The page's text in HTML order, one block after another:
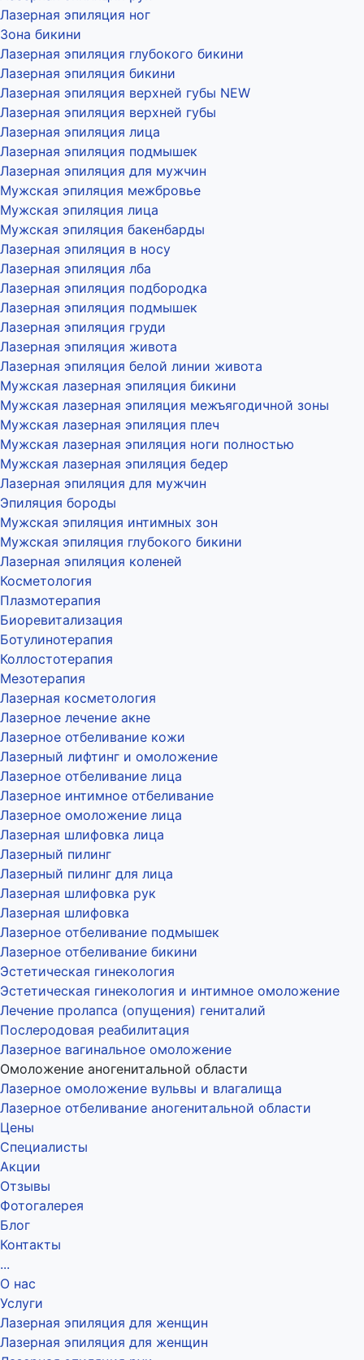
Лазерная эпиляция ног
Зона бикини
Лазерная эпиляция глубокого бикини
Лазерная эпиляция бикини
Лазерная эпиляция верхней губы NEW
Лазерная эпиляция верхней губы
Лазерная эпиляция лица
Лазерная эпиляция подмышек
Лазерная эпиляция для мужчин
Мужская эпиляция межбровье
Мужская эпиляция лица
Мужская эпиляция бакенбарды
Лазерная эпиляция в носу
Лазерная эпиляция лба
Лазерная эпиляция подбородка
Лазерная эпиляция подмышек
Лазерная эпиляция груди
Лазерная эпиляция живота
Лазерная эпиляция белой линии живота
Мужская лазерная эпиляция бикини
Мужская лазерная эпиляция межъягодичной зоны
Мужская лазерная эпиляция плеч
Мужская лазерная эпиляция ноги полностью
Мужская лазерная эпиляция бедер
Лазерная эпиляция для мужчин
Эпиляция бороды
Мужская эпиляция интимных зон
Мужская эпиляция глубокого бикини
Лазерная эпиляция коленей
Косметология
Плазмотерапия
Биоревитализация
Ботулинотерапия
Коллостотерапия
Мезотерапия
Лазерная косметология
Лазерное лечение акне
Лазерное отбеливание кожи
Лазерный лифтинг и омоложение
Лазерное отбеливание лица
Лазерное интимное отбеливание
Лазерное омоложение лица
Лазерная шлифовка лица
Лазерный пилинг
Лазерный пилинг для лица
Лазерная шлифовка рук
Лазерная шлифовка
Лазерное отбеливание подмышек
Лазерное отбеливание бикини
Эстетическая гинекология
Эстетическая гинекология и интимное омоложение
Лечение пролапса (опущения) гениталий
Послеродовая реабилитация
Лазерное вагинальное омоложение
Омоложение аногенитальной области
Лазерное омоложение вульвы и влагалища
Лазерное отбеливание аногенитальной области
Цены
Специалисты
Акции
Отзывы
Фотогалерея
Блог
Контакты
...
О нас
Услуги
Лазерная эпиляция для женщин
Лазерная эпиляция для женщин